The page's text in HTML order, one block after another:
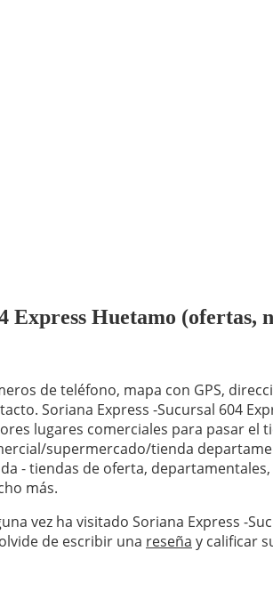
Huetamo (ofertas,
de teléfono, mapa con GPS,
Soriana Express -Sucursal 604
lugares comerciales para pasar el
supermercado/tienda
- tiendas de oferta,
más.
vez ha visitado Soriana Express -
de escribir una reseña y calificar